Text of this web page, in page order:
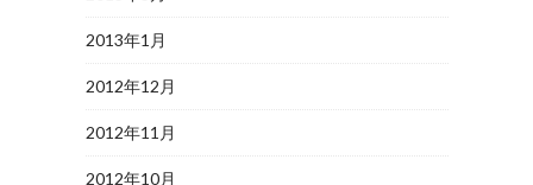
2013年1月
2012年12月
2012年11月
2012年10月